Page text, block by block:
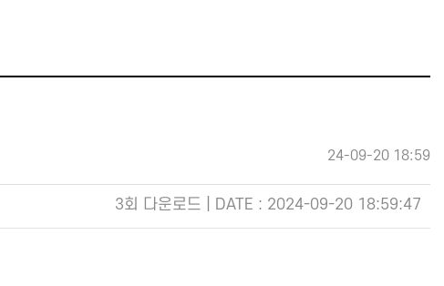
24-09-20 18:59
3회 다운로드 | DATE : 2024-09-20 18:59:47